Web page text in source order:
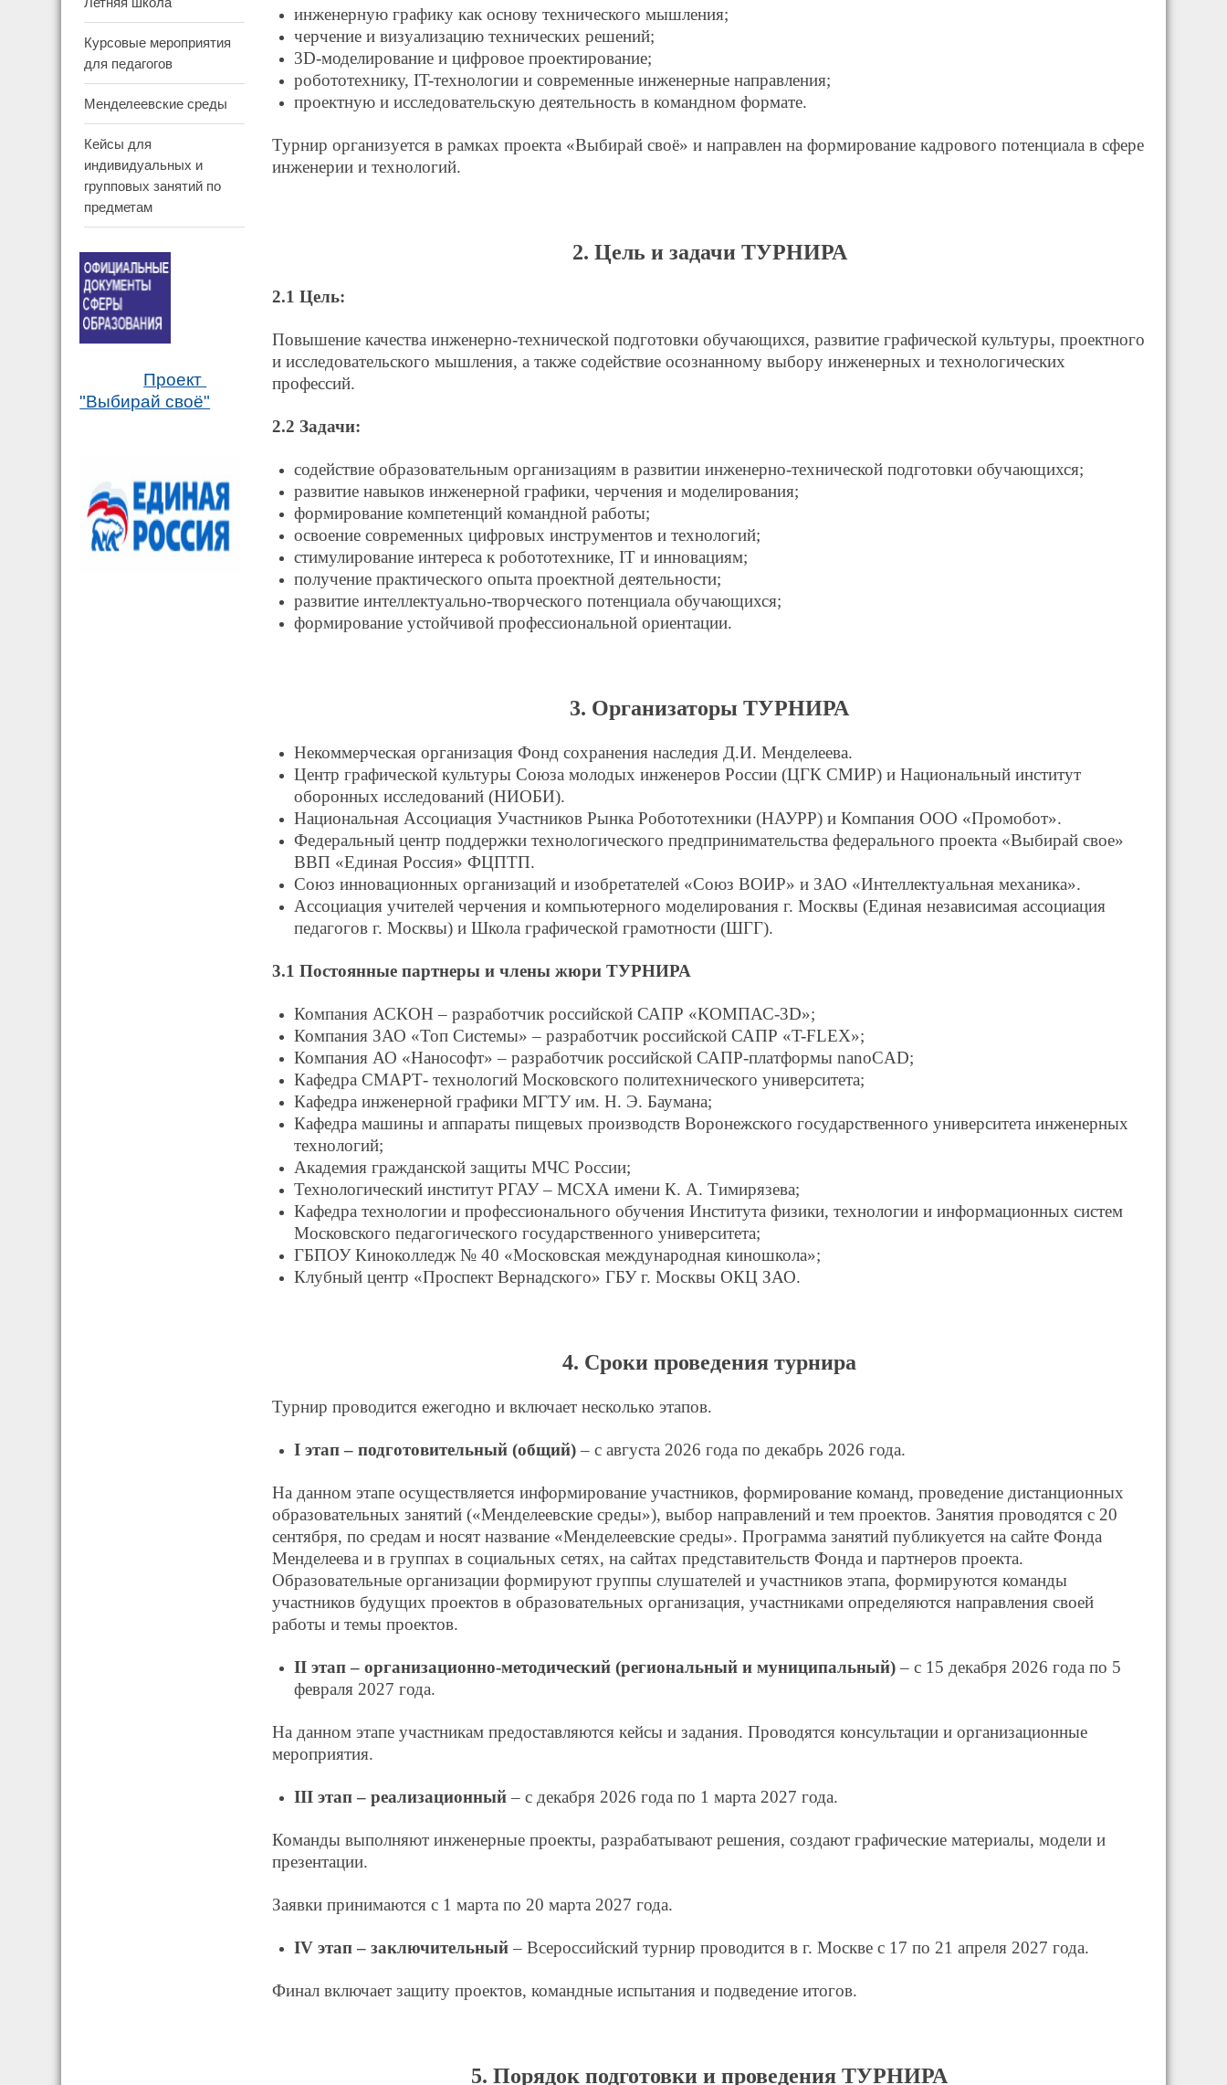
Курсовые мероприятия
для педагогов
Менделеевские среды
Кейсы для
индивидуальных и
групповых занятий по
предметам
Проект
"Выбирай своё"
инженерную графику как основу технического мышления;
черчение и визуализацию технических решений;
3D-моделирование и цифровое проектирование;
робототехнику, IT-технологии и современные инженерные направления;
проектную и исследовательскую деятельность в командном формате.
Турнир организуется в рамках проекта «Выбирай своё» и направлен на формирование кадрового потенциала в сфере
инженерии и технологий.
2. Цель и задачи ТУРНИРА
2.1 Цель:
Повышение качества инженерно-технической подготовки обучающихся, развитие графической культуры, проектного
и исследовательского мышления, а также содействие осознанному выбору инженерных и технологических
профессий.
2.2 Задачи:
содействие образовательным организациям в развитии инженерно-технической подготовки обучающихся;
развитие навыков инженерной графики, черчения и моделирования;
формирование компетенций командной работы;
освоение современных цифровых инструментов и технологий;
стимулирование интереса к робототехнике, IT и инновациям;
получение практического опыта проектной деятельности;
развитие интеллектуально-творческого потенциала обучающихся;
формирование устойчивой профессиональной ориентации.
3. Организаторы ТУРНИРА
Некоммерческая организация Фонд сохранения наследия Д.И. Менделеева.
Центр графической культуры Союза молодых инженеров России (ЦГК СМИР) и Национальный институт
оборонных исследований (НИОБИ).
Национальная Ассоциация Участников Рынка Робототехники (НАУРР) и Компания ООО «Промобот».
Федеральный центр поддержки технологического предпринимательства федерального проекта «Выбирай свое»
ВВП «Единая Россия» ФЦПТП.
Союз инновационных организаций и изобретателей «Союз ВОИР» и ЗАО «Интеллектуальная механика».
Ассоциация учителей черчения и компьютерного моделирования г. Москвы (Единая независимая ассоциация
педагогов г. Москвы) и Школа графической грамотности (ШГГ).
3.1 Постоянные партнеры и члены жюри ТУРНИРА
Компания АСКОН – разработчик российской САПР «КОМПАС-3D»;
Компания ЗАО «Топ Системы» – разработчик российской САПР «T-FLEX»;
Компания АО «Нанософт» – разработчик российской САПР-платформы nanoCAD;
Кафедра СМАРТ- технологий Московского политехнического университета;
Кафедра инженерной графики МГТУ им. Н. Э. Баумана;
Кафедра машины и аппараты пищевых производств Воронежского государственного университета инженерных
технологий;
Академия гражданской защиты МЧС России;
Технологический институт РГАУ – МСХА имени К. А. Тимирязева;
Кафедра технологии и профессионального обучения Института физики, технологии и информационных систем
Московского педагогического государственного университета;
ГБПОУ Киноколледж № 40 «Московская международная киношкола»;
Клубный центр «Проспект Вернадского» ГБУ г. Москвы ОКЦ ЗАО.
4. Сроки проведения турнира
Турнир проводится ежегодно и включает несколько этапов.
I этап – подготовительный (общий)– с августа 2026 года по декабрь 2026 года.
На данном этапе осуществляется информирование участников, формирование команд, проведение дистанционных
образовательных занятий («Менделеевские среды»), выбор направлений и тем проектов. Занятия проводятся с 20
сентября, по средам и носят название «Менделеевские среды». Программа занятий публикуется на сайте Фонда
Менделеева и в группах в социальных сетях, на сайтах представительств Фонда и партнеров проекта.
Образовательные организации формируют группы слушателей и участников этапа, формируются команды
участников будущих проектов в образовательных организация, участниками определяются направления своей
работы и темы проектов.
II этап – организационно-методический (региональный и муниципальный)– с 15 декабря 2026 года по 5
февраля 2027 года.
На данном этапе участникам предоставляются кейсы и задания. Проводятся консультации и организационные
мероприятия.
III этап – реализационный– с декабря 2026 года по 1 марта 2027 года.
Команды выполняют инженерные проекты, разрабатывают решения, создают графические материалы, модели и
презентации.
Заявки принимаются с 1 марта по 20 марта 2027 года.
IV этап – заключительный– Всероссийский турнир проводится в г. Москве с 17 по 21 апреля 2027 года.
Финал включает защиту проектов, командные испытания и подведение итогов.
5. Порядок подготовки и проведения ТУРНИРА